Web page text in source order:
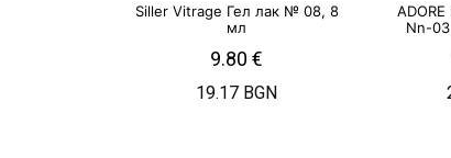
Siller Vitrage Гел лак № 08, 8
мл
9.80€
19.17 BGN
Nn-